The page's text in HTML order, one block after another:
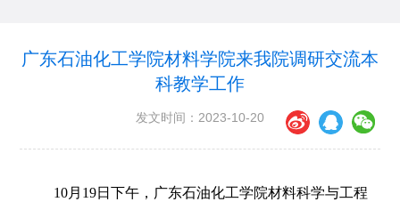
广东石油化工学院材料学院来我院调研交流本
科教学工作
发文时间：2023-10-20
10月 19日下午，广东石油化工学院材料科学与工程